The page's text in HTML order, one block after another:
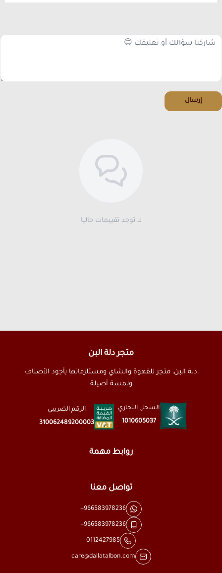
إرسال
لا توجد تقييمات حاليا
متجر دلة البن
دلة البن، متجر للقهوة والشاي ومستلزماتها بأجود الأصناف
ولمسة أصيلة
السجل التجاري
1010605037
الرقم الضريبي
310062489200003
روابط مهمة
تواصل معنا
+966583978236
+966583978236
0112427985
care@dallatalbon.com